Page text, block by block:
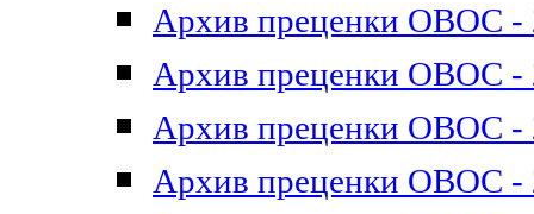
Архив преценки ОВОС -
Архив преценки ОВОС -
Архив преценки ОВОС -
Архив преценки ОВОС -